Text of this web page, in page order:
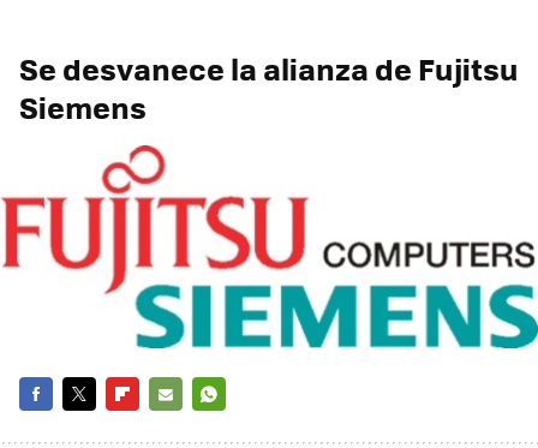
Se desvanece la alianza de Fujitsu
Siemens